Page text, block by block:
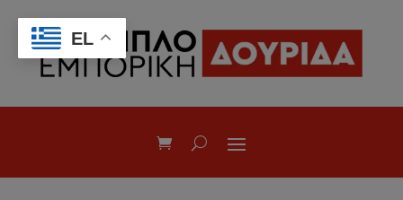
EL